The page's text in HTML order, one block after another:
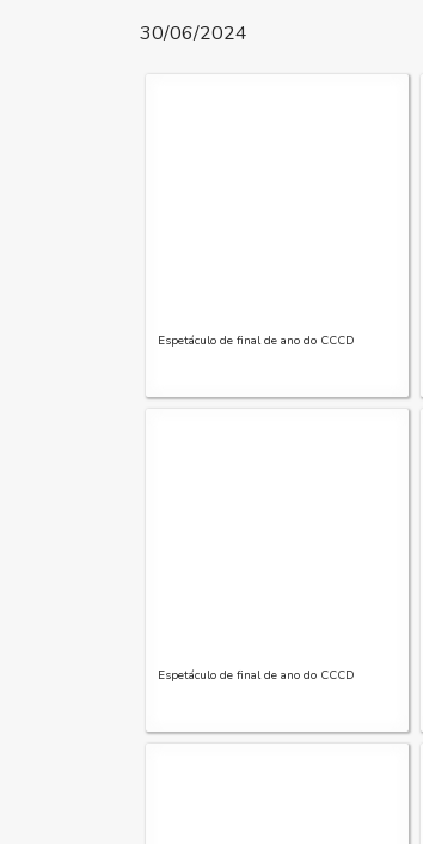
30/06/2024
Espetáculo de final de ano do CCCD
Espetáculo de final de ano do CCCD